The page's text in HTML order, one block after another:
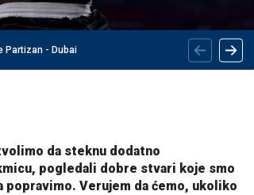
Partizan - Dubai
da steknu dodatno
pogledali dobre stvari koje smo
Verujem da ćemo, ukoliko